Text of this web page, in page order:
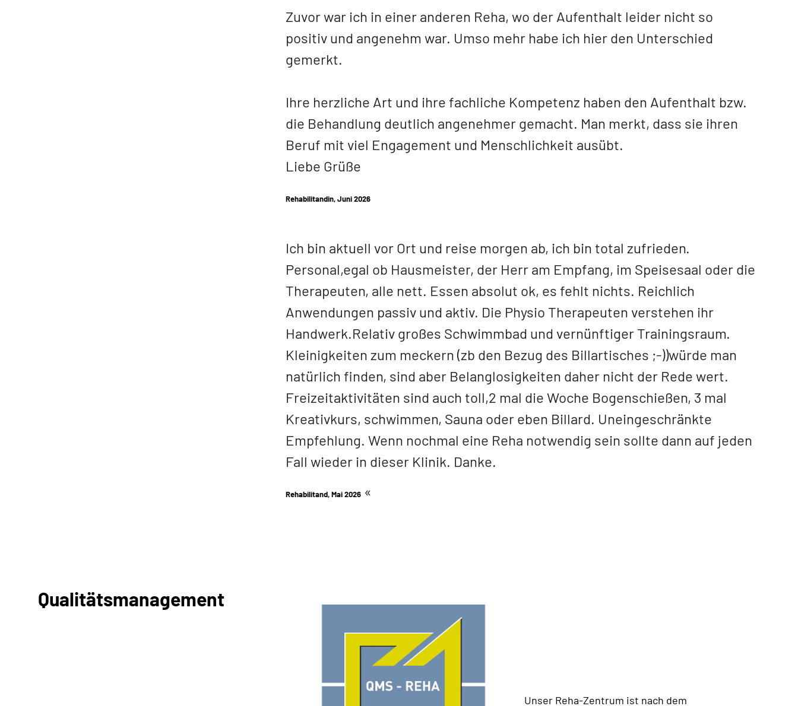
Zuvor war ich in einer anderen Reha, wo der Aufenthalt leider nicht so
positiv und angenehm war. Umso mehr habe ich hier den Unterschied
gemerkt.
Ihre herzliche Art und ihre fachliche Kompetenz haben den Aufenthalt bzw.
die Behandlung deutlich angenehmer gemacht. Man merkt, dass sie ihren
Beruf mit viel Engagement und Menschlichkeit ausübt.
Liebe Grüße
Rehabilitandin, Juni 2026
Ich bin aktuell vor Ort und reise morgen ab, ich bin total zufrieden.
Personal,egal ob Hausmeister, der Herr am Empfang, im Speisesaal oder die
Therapeuten, alle nett. Essen absolut ok, es fehlt nichts. Reichlich
Anwendungen passiv und aktiv. Die Physio Therapeuten verstehen ihr
Handwerk.Relativ großes Schwimmbad und vernünftiger Trainingsraum.
Kleinigkeiten zum meckern (zb den Bezug des Billartisches ;-))würde man
natürlich finden, sind aber Belanglosigkeiten daher nicht der Rede wert.
Freizeitaktivitäten sind auch toll,2 mal die Woche Bogenschießen, 3 mal
Kreativkurs, schwimmen, Sauna oder eben Billard. Uneingeschränkte
Empfehlung. Wenn nochmal eine Reha notwendig sein sollte dann auf jeden
Fall wieder in dieser Klinik. Danke.
Rehabilitand, Mai 2026
Qualitätsmanagement
Unser Reha-Zentrum ist nach dem